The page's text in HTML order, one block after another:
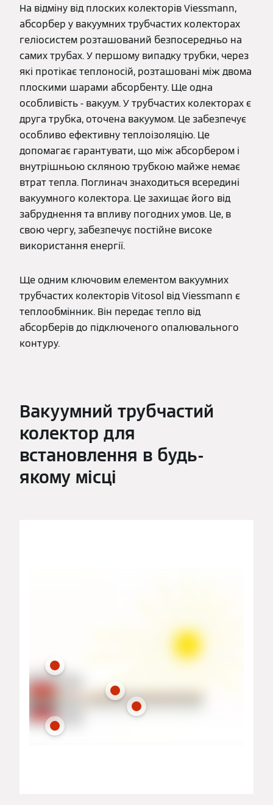
На відміну від плоских колекторів Viessmann,
абсорбер у вакуумних трубчастих колекторах
геліосистем розташований безпосередньо на
самих трубах. У першому випадку трубки, через
які протікає теплоносій, розташовані між двома
плоскими шарами абсорбенту. Ще одна
особливість - вакуум. У трубчастих колекторах є
друга трубка, оточена вакуумом. Це забезпечує
особливо ефективну теплоізоляцію. Це
допомагає гарантувати, що між абсорбером і
внутрішньою скляною трубкою майже немає
втрат тепла. Поглинач знаходиться всередині
вакуумного колектора. Це захищає його від
забруднення та впливу погодних умов. Це, в
свою чергу, забезпечує постійне високе
використання енергії.
Ще одним ключовим елементом вакуумних
трубчастих колекторів Vitosol від Viessmann є
теплообмінник. Він передає тепло від
абсорберів до підключеного опалювального
контуру.
Вакуумний трубчастий
колектор для
встановлення в будь-
якому місці